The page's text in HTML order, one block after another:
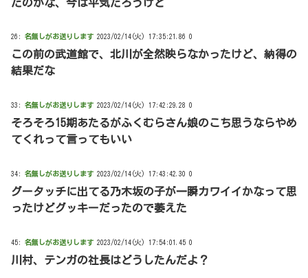
たのかな、今は平気だろうけど
26: 名無しがお送りします 2023/02/14(火) 17:35:21.86 0
この前の武道館で、北川が全然映らなかったけど、納得の
結果だな
33: 名無しがお送りします 2023/02/14(火) 17:42:29.28 0
そろそろ15期あたるがふくむらさん娘のこち思うならやめ
てくれって言ってもいい
34: 名無しがお送りします 2023/02/14(火) 17:43:42.30 0
グータッチに出てる乃木坂の子が一瞬カワイイかなって思
ったけどグッキーだったので萎えた
45: 名無しがお送りします 2023/02/14(火) 17:54:01.45 0
川村、テンガの社長はどうしたんだよ？